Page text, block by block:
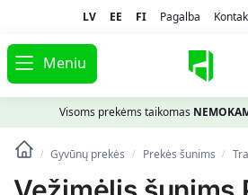
LV EE FI Pagalba
Meniu
Visoms prekėms taikomas
/ Gyvūnų prekės / Prekės šunims /